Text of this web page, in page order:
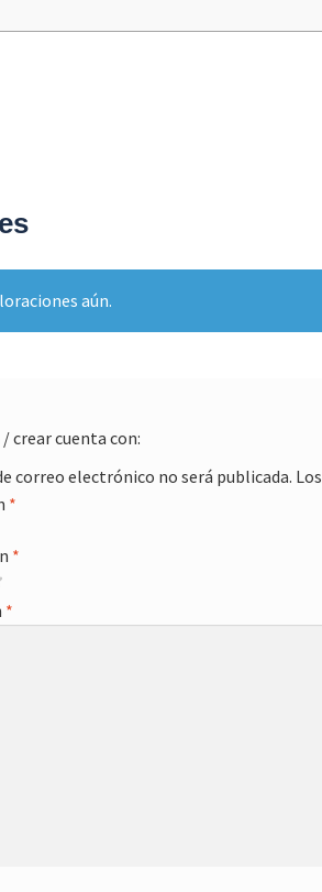
aún.
crear cuenta con:
correo electrónico no será publicada.
*
*
*